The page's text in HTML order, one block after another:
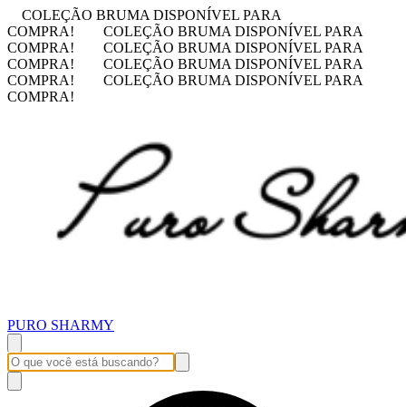
COLEÇÃO BRUMA DISPONÍVEL PARA
COMPRA!
COLEÇÃO BRUMA DISPONÍVEL PARA
COMPRA!
COLEÇÃO BRUMA DISPONÍVEL PARA
COMPRA!
COLEÇÃO BRUMA DISPONÍVEL PARA
COMPRA!
COLEÇÃO BRUMA DISPONÍVEL PARA
COMPRA!
PURO SHARMY